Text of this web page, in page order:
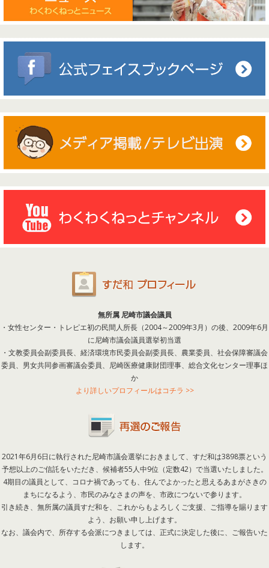
無所属 尼崎市議会議員
・女性センター・トレピエ初の民間人所長（2004～2009年3月）の後、2009年6月
に尼崎市議会議員選挙初当選
・文教委員会副委員長、経済環境市民委員会副委員長、農業委員、社会保障審議会
委員、男女共同参画審議会委員、尼崎医療健康財団理事、総合文化センター理事ほ
か
より詳しいプロフィールはコチラ >>
2021年6月6日に執行された尼崎市議会選挙におきまして、すだ和は3898票という
予想以上のご信託をいただき、候補者55人中9位（定数42）で当選いたしました。
4期目の議員として、コロナ禍であっても、住んでよかったと思えるあまがさきの
まちになるよう、市民のみなさまの声を、市政につないで参ります。
引き続き、無所属の議員すだ和を、これからもよろしくご支援、ご指導を賜ります
よう、お願い申し上げます。
なお、議会内で、所存する会派につきましては、正式に決定した後に、ご報告いた
します。